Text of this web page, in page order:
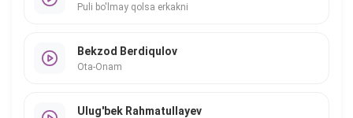
Puli bo'lmay qolsa erkakni
Bekzod Berdiqulov
Ota-Onam
Ulug'bek Rahmatullayev